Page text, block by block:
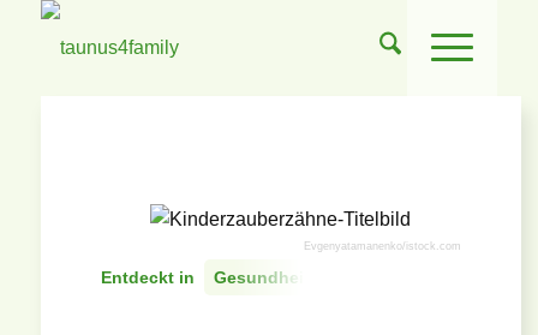
Evgenyatamanenko/istock.com
Entdeckt in Gesundheit